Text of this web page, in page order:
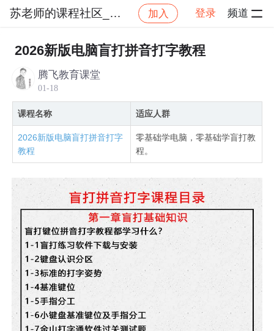
苏老师的课程社区_NO_2 加入 登录 频道
社区 苏老师的课程社区_NO_2 2026新版电脑盲打
2026新版电脑盲打拼音打字教程
腾飞教育课堂
01-18
课程名称 适应人群
2026新版电脑盲打拼音打字
教程
零基础学电脑，零基础学盲打教
程。